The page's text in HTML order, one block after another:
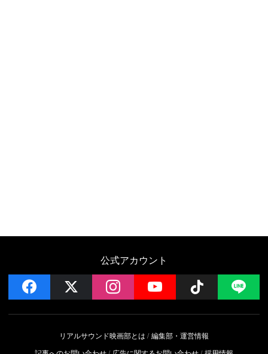
公式アカウント
facebook instagramYouTube Follow
リアルサウンド映画部とは
編集部・運営情報